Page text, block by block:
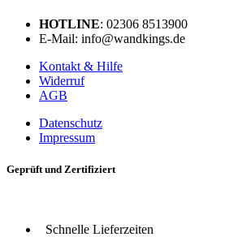
HOTLINE: 02306 8513900
E-Mail: info@wandkings.de
Kontakt & Hilfe
Widerruf
AGB
Datenschutz
Impressum
Geprüft und Zertifiziert
Schnelle Lieferzeiten